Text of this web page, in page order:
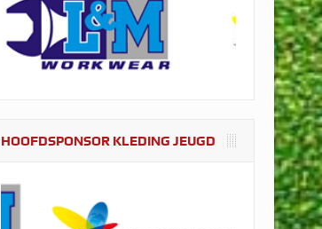
HOOFDSPONSOR KLEDING JEUGD